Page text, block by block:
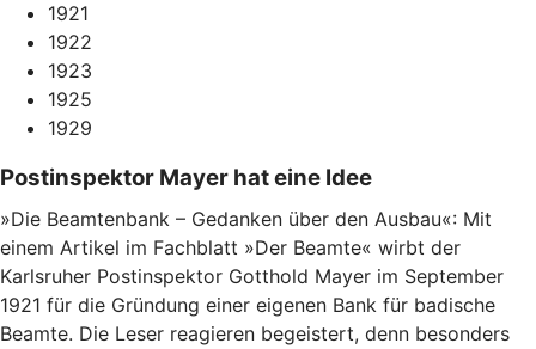
1921
1922
1923
1925
1929
Postinspektor Mayer hat eine Idee
»Die Beamtenbank – Gedanken über den Ausbau«: Mit
einem Artikel im Fachblatt »Der Beamte« wirbt der
Karlsruher Postinspektor Gotthold Mayer im September
1921 für die Gründung einer eigenen Bank für badische
Beamte. Die Leser reagieren begeistert, denn besonders